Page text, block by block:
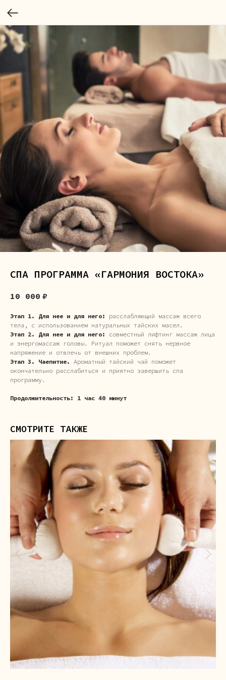
СПА ПРОГРАММА «ГАРМОНИЯ ВОСТОКА»
10 000 ₽
Этап 1. Для нее и для него: расслабляющий массаж всего
тела, с использованием натуральных тайских масел.
Этап 2. Для нее и для него:
совместный лифтинг массаж лица
и энергомассаж головы. Ритуал поможет снять нервное
напряжение и отвлечь от внешних проблем.
Этап 3. Чаепитие. Ароматный тайский чай поможет
окончательно расслабиться и приятно завершить спа
программу.
Продолжительность: 1 час 40 минут
СМОТРИТЕ ТАКЖЕ